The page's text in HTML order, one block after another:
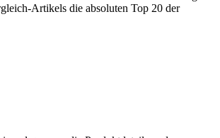
Artikels die absoluten Top 20 der